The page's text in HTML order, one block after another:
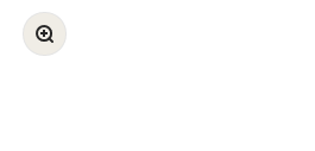
Bild vergrößern